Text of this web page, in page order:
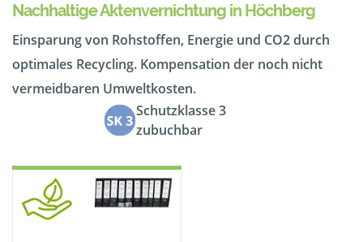
Nachhaltige Aktenvernichtung in Höchberg
Einsparung von Rohstoffen, Energie und CO2 durch
optimales Recycling. Kompensation der noch nicht
vermeidbaren Umweltkosten.
Schutzklasse 3
zubuchbar